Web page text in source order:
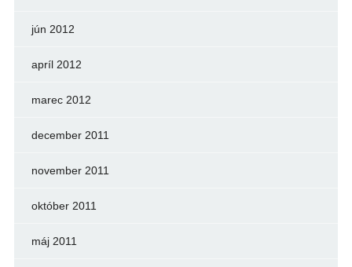
jún 2012
apríl 2012
marec 2012
december 2011
november 2011
október 2011
máj 2011